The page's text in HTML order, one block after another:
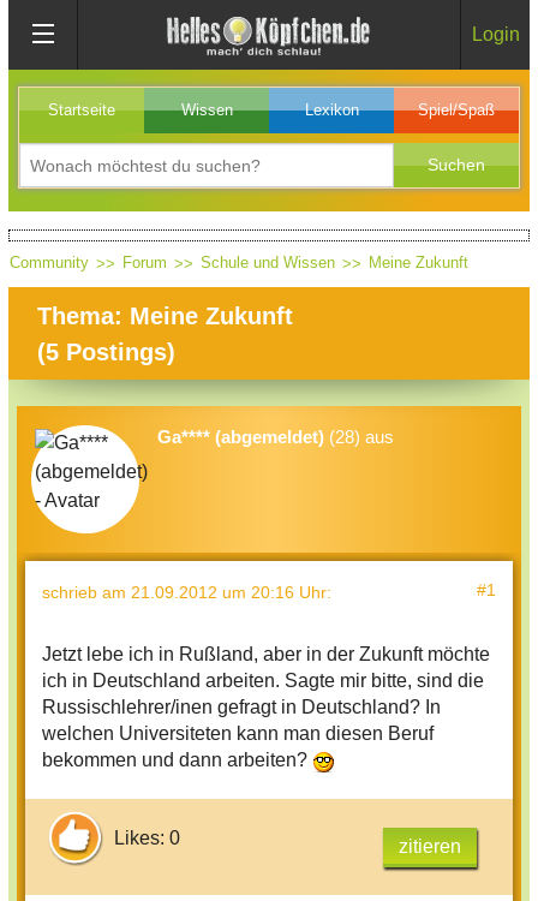
Login
Startseite Wissen Lexikon Spiel/Spaß
Community Forum Schule und Wissen Meine Zukunft
Thema: Meine Zukunft
(5 Postings)
Ga**** (abgemeldet) (28) aus
schrieb am 21.09.2012 um 20:16 Uhr: #1
Jetzt lebe ich in Rußland, aber in der Zukunft möchte
ich in Deutschland arbeiten. Sagte mir bitte, sind die
Russischlehrer/inen gefragt in Deutschland? In
welchen Universiteten kann man diesen Beruf
bekommen und dann arbeiten?
Likes: 0 zitieren